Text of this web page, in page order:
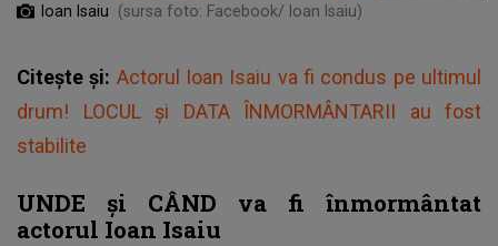
Ioan Isaiu (sursa foto: Facebook/ Ioan Isaiu)
Citește și: Actorul Ioan Isaiu va fi condus pe ultimul
drum! LOCUL şi DATA ÎNMORMÂNTARII au fost
stabilite
UNDE și CÂND va fi înmormântat
actorul Ioan Isaiu